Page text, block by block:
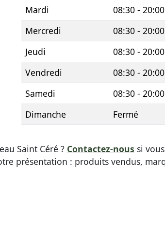
Mardi
08:30 - 20:00
Mercredi
08:30 - 20:00
Jeudi
08:30 - 20:00
Vendredi
08:30 - 20:00
Samedi
08:30 - 20:00
Dimanche
Fermé
Saint Céré ? Contactez-nous si
présentation : produits vendus,